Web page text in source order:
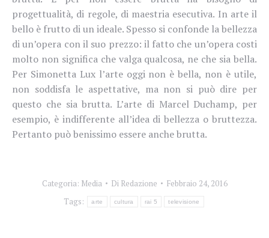
progettualità, di regole, di maestria esecutiva. In arte il
bello è frutto di un ideale. Spesso si confonde la bellezza
di un’opera con il suo prezzo: il fatto che un’opera costi
molto non significa che valga qualcosa, ne che sia bella.
Per Simonetta Lux l’arte oggi non è bella, non è utile,
non soddisfa le aspettative, ma non si può dire per
questo che sia brutta. L’arte di Marcel Duchamp, per
esempio, è indifferente all’idea di bellezza o bruttezza.
Pertanto può benissimo essere anche brutta.
Categoria: Media Di Redazione
Febbraio 24, 2016
Tags:
arte cultura rai 5 televisione